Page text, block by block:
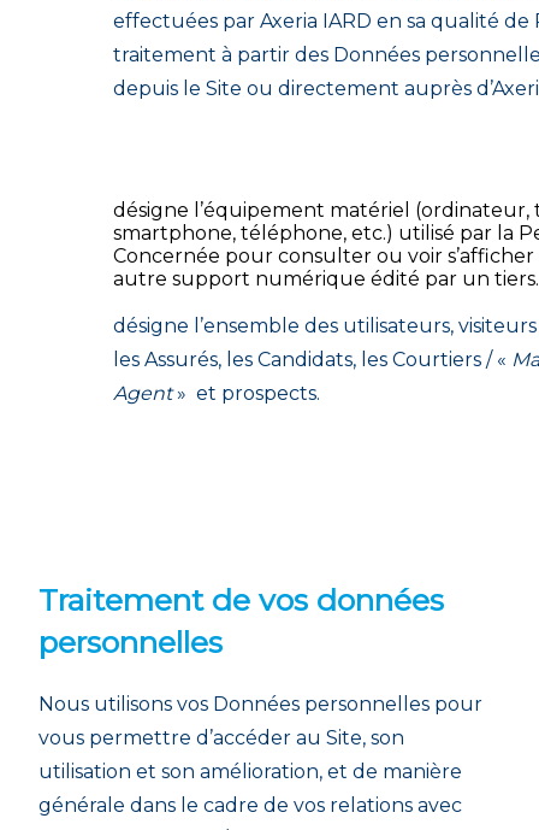
effectuées par Axeria IARD en sa qualité de
traitement à partir des Données
depuis le Site ou directement auprès
désigne l’équipement matériel (ordinateur,
smartphone, téléphone, etc.) utilisé par la
Concernée pour consulter ou voir
autre support numérique édité par un tiers.
désigne l’ensemble des utilisateurs,
les Assurés, les Candidats, les Courtiers / «
Agent» et prospects.
Traitement de vos données
personnelles
Nous utilisons vos Données personnelles pour
vous permettre d’accéder au Site, son
utilisation et son amélioration, et de manière
générale dans le cadre de vos relations avec